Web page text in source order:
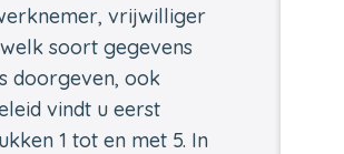
vrijwilliger
soort gegevens
doorgeven, ook
vindt u eerst
1 tot en met 5. In